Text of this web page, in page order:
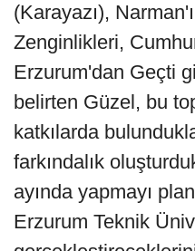
(Karayazı),
Zenginlikleri,
Erzurum'dan Geçti
belirten Güzel, bu
katkılarda
farkındalık
ayında yapmayı
Erzurum Teknik